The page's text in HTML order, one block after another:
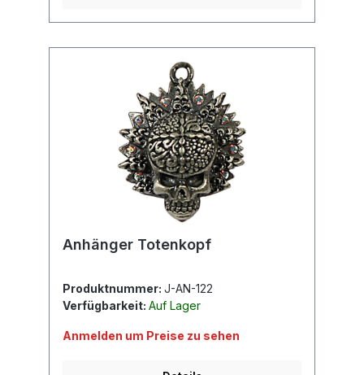
Anhänger Totenkopf
Produktnummer: J-AN-122
Verfügbarkeit: Auf Lager
Anmelden um Preise zu sehen